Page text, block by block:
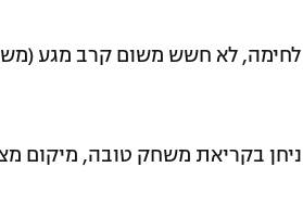
לחימה, לא חשש משום קרב מגע
בקריאת משחק טובה, מיקום